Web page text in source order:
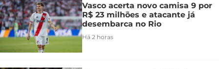
Vasco acerta novo camisa 9 por
R$ 23 milhões e atacante já
desembarca no Rio
Há 2 horas